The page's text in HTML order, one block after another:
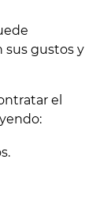
sus gustos y
el